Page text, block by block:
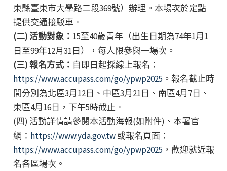
東縣臺東市大學路二段369號）辦理。本場次於定點
提供交通接駁車。
(二) 活動對象： 15至40歲青年（出生日期為74年1月1
日至99年12月31日），每人限參與一場次。
(三) 報名方式： 自即日起採線上報名：
https://www.accupass.com/go/ypwp2025 。報名截止時
間分別為北區3月12日、中區3月21日、南區4月7日、
東區4月16日，下午5時截止。
(四) 活動詳情請參閱本活動海報(如附件)、本署官
網： https://www.yda.gov.tw或報名頁面：
https://www.accupass.com/go/ypwp2025 ，歡迎就近報
名各區場次。